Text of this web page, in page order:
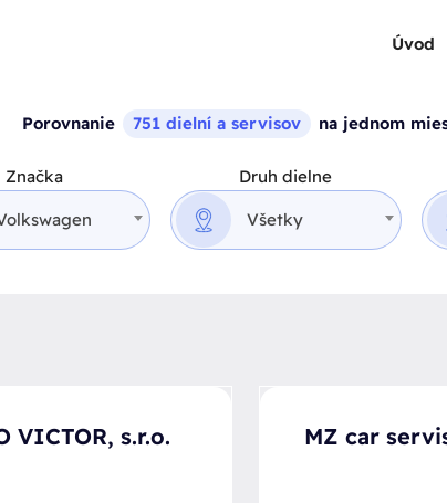
Úvod
Porovnanie 751 dielní a servisov na jednom
Značka Druh dielne
Všetky
VICTOR, s.r.o. MZ car